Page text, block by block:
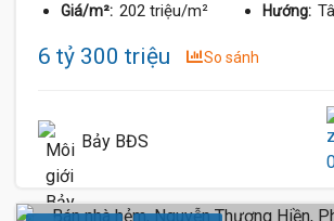
Giá/m²: 202 triệu/m² Hướng:
6 tỷ 300 triệu So sánh
Bảy BĐS